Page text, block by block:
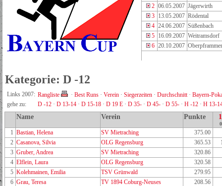
2 06.05.2007 Jägerwirth
3
13.05.2007 Rödental
4 24.06.2007 Süßenbach
5
16.09.2007 Weitramsdorf
6 20.10.2007
Kategorie: D -12
Links 2007: Rangliste · Best Runs · Verein · Siegerzeiten · Durchschnitt· Bayern-
gehe zu:
D -12 · D 13-14 · D 15-18 · D 19 E · D 35- · D 45- · D 55- · H -12 · H 13-
Name Verein Punkte
1 Bastian, Helena SV Mietraching
375.00
2 Casanova, Silvia OLG Regensburg 365.53
3 Gruber, Andrea SV Mietraching
320.86
4 Elflein, Laura OLG Regensburg
320.58
5 Kolehmainen, Emilia TSV Grünwald
279.95
6 Grau, Teresa TV 1894 Coburg-Neuses
208.56